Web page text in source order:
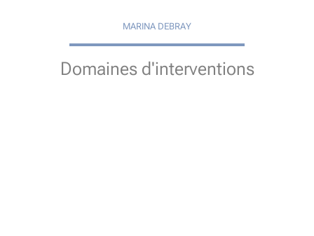
MARINA DEBRAY
Domaines d'interventions